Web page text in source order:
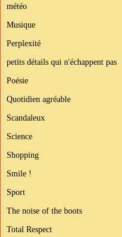
météo
Musique
Perplexité
petits détails qui n'échappent pas
Poésie
Quotidien agréable
Scandaleux
Science
Shopping
Smile !
Sport
The noise of the boots
Total Respect